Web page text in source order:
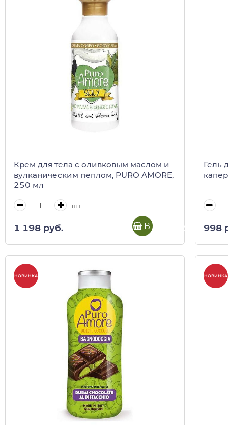
Крем для тела с оливковым маслом и
вулканическим пеплом, PURO AMORE,
250 мл
шт
1 198 руб. В корзину
Гель
998
НОВИНКА НОВИНКА